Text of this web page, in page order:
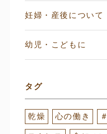
妊婦・産後について
幼児・こどもに
タグ
乾燥 心の働き